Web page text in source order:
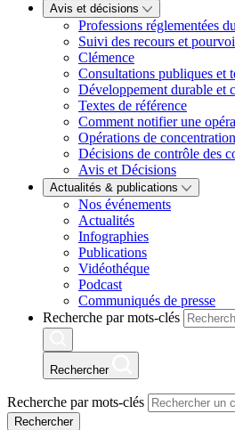
Avis et décisions
Professions réglementées
Suivi des recours et
Clémence
Consultations publiques et
Développement durable et
Textes de référence
Comment notifier une
Opérations de
Décisions de contrôle des
Avis et Décisions
Actualités & publications
Nos événements
Actualités
Infographies
Publications
Vidéothéque
Podcast
Communiqués de presse
Recherche par mots-clés
Rechercher
Recherche par mots-clés
Rechercher